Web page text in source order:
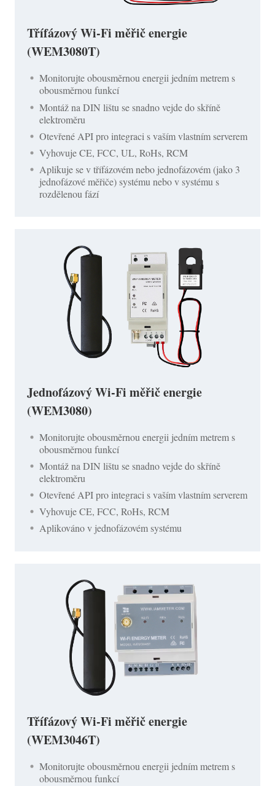
Třífázový Wi-Fi měřič energie
(WEM3080T)
Monitorujte obousměrnou energii jedním metrem s
obousměrnou funkcí
Montáž na DIN lištu se snadno vejde do skříně
elektroměru
Otevřené API pro integraci s vaším vlastním serverem
Vyhovuje CE, FCC, UL, RoHs, RCM
Aplikuje se v třífázovém nebo jednofázovém (jako 3
jednofázové měřiče) systému nebo v systému s
rozdělenou fází
Jednofázový Wi-Fi měřič energie
(WEM3080)
Monitorujte obousměrnou energii jedním metrem s
obousměrnou funkcí
Montáž na DIN lištu se snadno vejde do skříně
elektroměru
Otevřené API pro integraci s vaším vlastním serverem
Vyhovuje CE, FCC, RoHs, RCM
Aplikováno v jednofázovém systému
Třífázový Wi-Fi měřič energie
(WEM3046T)
Monitorujte obousměrnou energii jedním metrem s
obousměrnou funkcí